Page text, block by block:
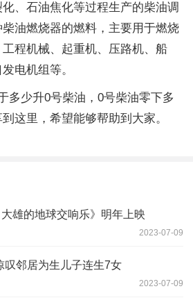
、石油焦化等过程生产的柴油调
油燃烧器的燃料，主要用于燃烧
程机械、起重机、压路机、船
电机组等。
多少升0号柴油，0号柴油零下多
这里，希望能够帮助到大家。
雄的地球交响乐》明年上映
2023-07-09
叹邻居为生儿子连生7女
2023-07-09